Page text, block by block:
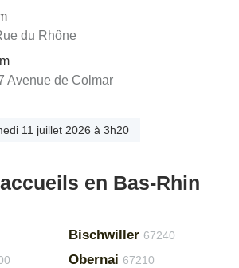
du Rhône
Avenue de Colmar
11 juillet 2026 à 3h20
en Bas-Rhin
Bischwiller 67240
Obernai 67210